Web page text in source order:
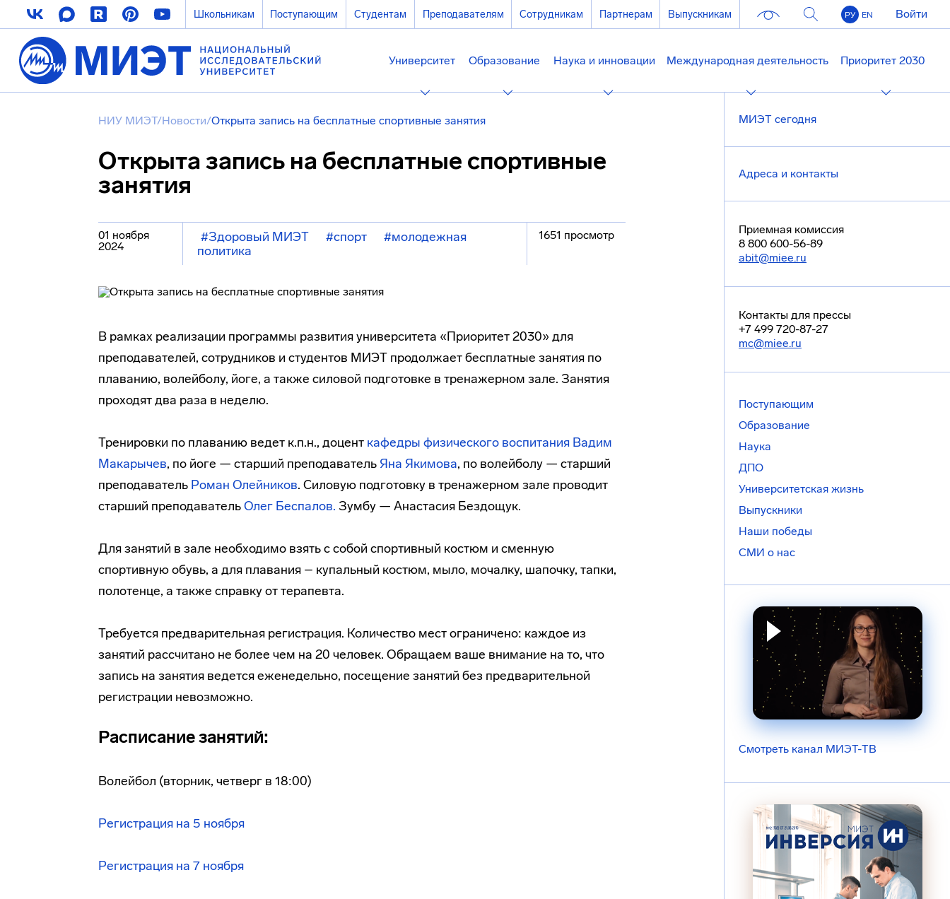
Школьникам Поступающим Студентам Преподавателям Сотрудникам Партнерам Выпускникам РУ EN Войти
Университет Образование Наука и инновации Международная деятельность Приоритет 2030
НИУ МИЭТ/Новости/Открыта запись на бесплатные спортивные занятия
Открыта запись на бесплатные спортивные
занятия
01 ноября
2024
#Здоровый МИЭТ #спорт
#молодежная
политика
1651 просмотр
В рамках реализации программы развития университета «Приоритет 2030» для
преподавателей, сотрудников и студентов МИЭТ продолжает бесплатные занятия по
плаванию, волейболу, йоге, а также силовой подготовке в тренажерном зале. Занятия
проходят два раза в неделю.
Тренировки по плаванию ведет к.п.н., доцент кафедры физического воспитания Вадим
Макарычев, по йоге — старший преподаватель Яна Якимова, по волейболу — старший
преподаватель Роман Олейников. Силовую подготовку в тренажерном зале проводит
старший преподавательОлег Беспалов. Зумбу — Анастасия Бездощук.
Для занятий в зале необходимо взять с собой спортивный костюм и сменную
спортивную обувь, а для плавания – купальный костюм, мыло, мочалку, шапочку, тапки,
полотенце, а также справку от терапевта.
Требуется предварительная регистрация. Количество мест ограничено: каждое из
занятий рассчитано не более чем на 20 человек. Обращаем ваше внимание на то, что
запись на занятия ведется еженедельно, посещение занятий без предварительной
регистрации невозможно.
Расписание занятий:
Волейбол (вторник, четверг в 18:00)
Регистрация на 5 ноября
Регистрация на 7 ноября
МИЭТ сегодня
Адреса и контакты
Приемная комиссия
8 800 600-56-89
abit@miee.ru
Контакты для прессы
+7 499 720-87-27
mc@miee.ru
Поступающим
Образование
Наука
ДПО
Университетская жизнь
Выпускники
Наши победы
СМИ о нас
Смотреть канал МИЭТ-ТВ